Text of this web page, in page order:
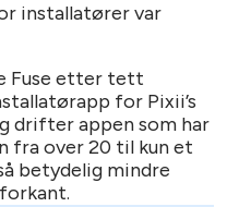
installatører var
Fuse etter tett
for Pixii’s
drifter appen som har
fra over 20 til kun et
betydelig mindre